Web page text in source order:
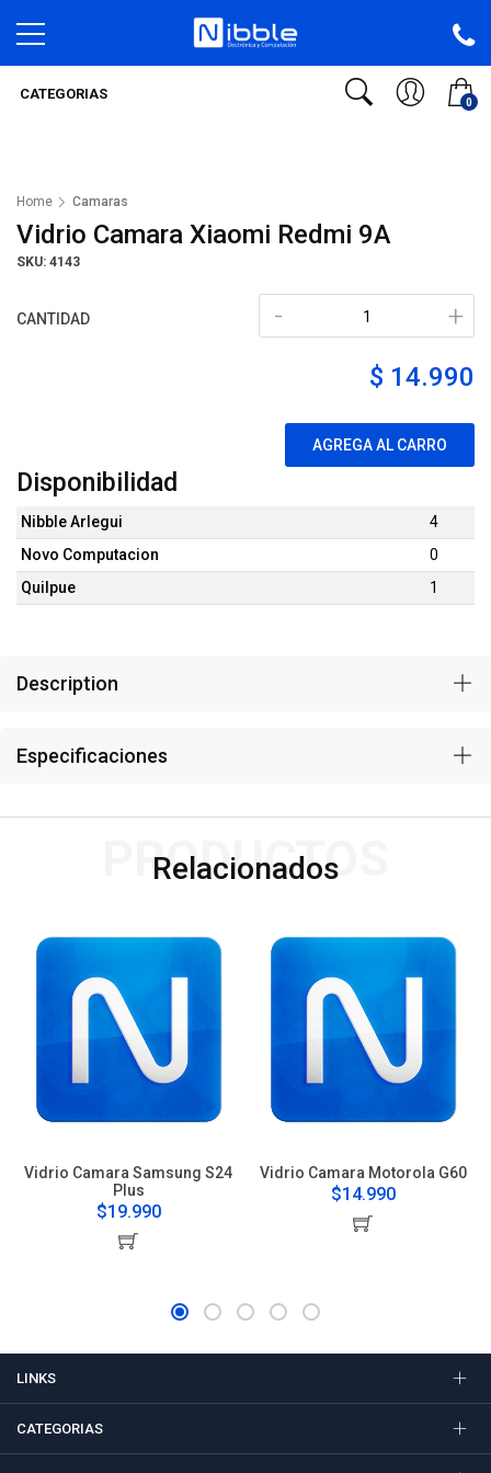
0
CATEGORIAS
Home Camaras
Vidrio Camara Xiaomi Redmi 9A
SKU: 4143
CANTIDAD +
-
$ 14.990
AGREGA AL CARRO
Disponibilidad
Nibble Arlegui
4
Novo Computacion
0
Quilpue
1
Description
Especificaciones
Relacionados
PRODUCTOS
Vidrio Camara Samsung S24
Plus
$19.990
Vidrio Camara Motorola G60
$14.990
LINKS
CATEGORIAS